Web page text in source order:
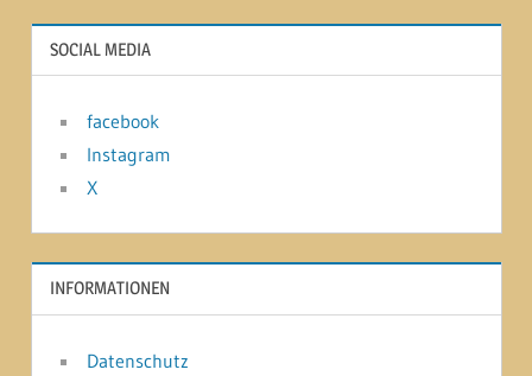
SOCIAL MEDIA
facebook
Instagram
X
INFORMATIONEN
Datenschutz